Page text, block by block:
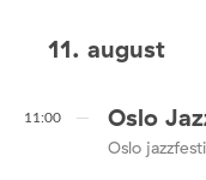
11. august
11:00 Oslo
Oslo